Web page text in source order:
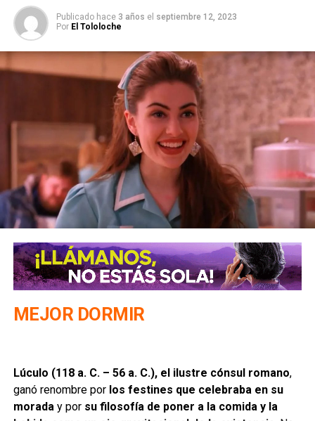
Publicado hace 3 años el septiembre 12, 2023
Por El Tololoche
MEJOR DORMIR
Lúculo (118 a. C. – 56 a. C.), el ilustre cónsul romano,
ganó renombre porlos festines que celebraba en su
moraday por su filosofía de poner a la comida y la